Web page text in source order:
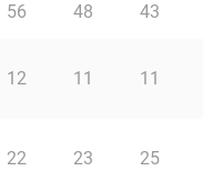
56 48 43
12 11 11
22 23 25